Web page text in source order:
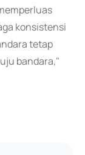
konsistensi
tetap
bandara,"